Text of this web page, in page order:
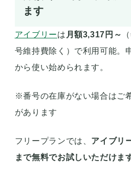
ます
アイブリーは 月額3,317円～
号維持費除く）で利用可能。
から使い始められます。
※番号の在庫がない場合はご
があります
フリープランでは、 アイブリ
まで無料でお試しいただけま